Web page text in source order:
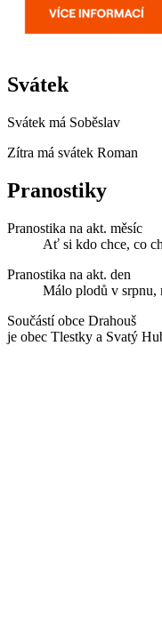
Svátek
Svátek má Soběslav
Zítra má svátek Roman
Pranostiky
Pranostika na akt. měsíc
Ať si kdo chce, co
Pranostika na akt. den
Málo plodů v srpnu,
Součástí obce Drahouš
je obec Tlestky a Svatý